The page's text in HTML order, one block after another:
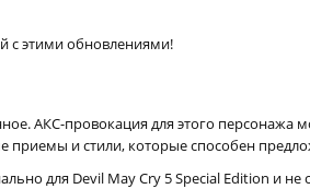
с этими обновлениями!
АКС-провокация для этого
и стили, которые способен
для Devil May Cry 5 Special Edition и